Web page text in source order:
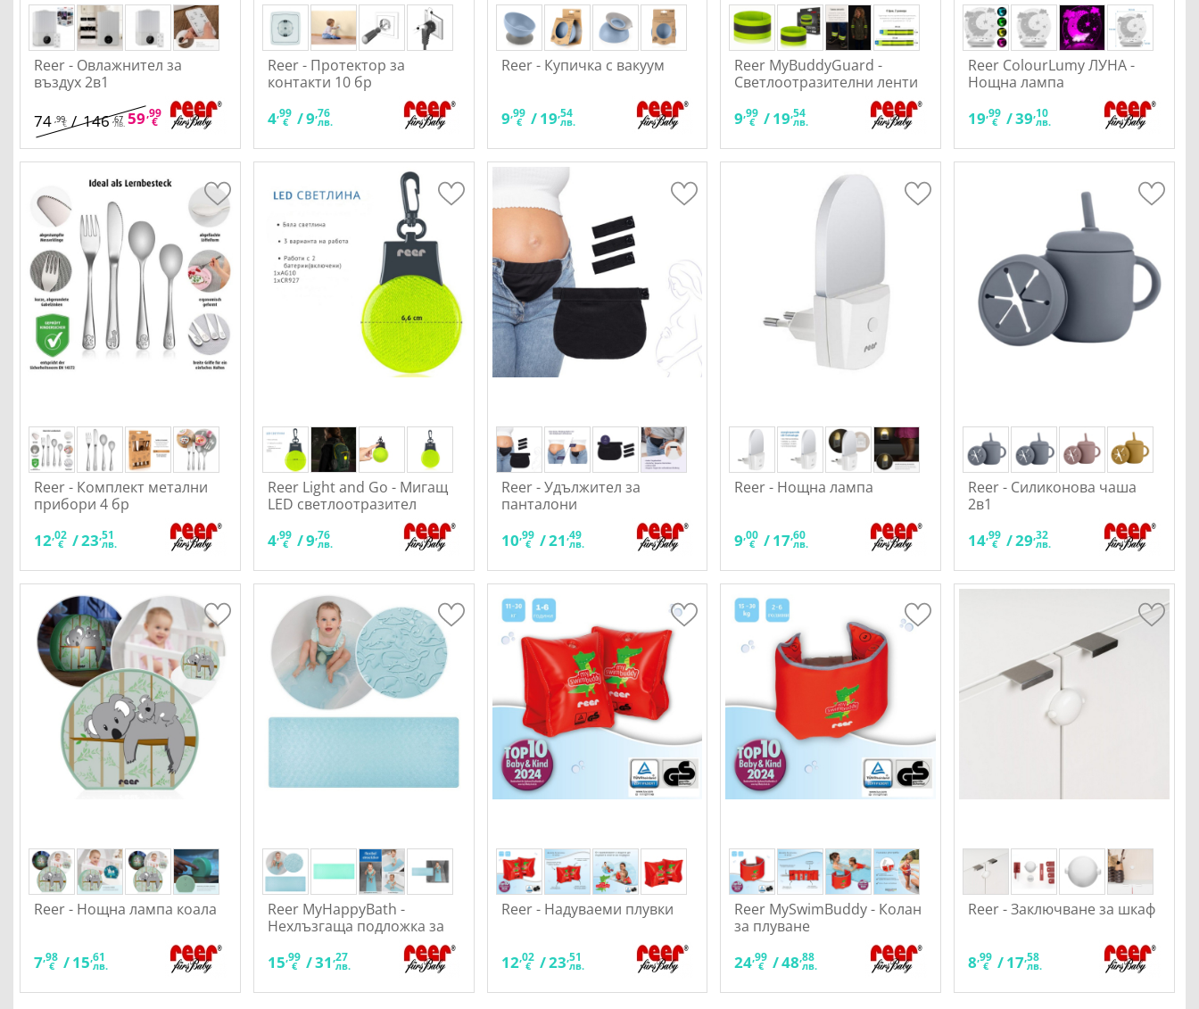
Reer - Овлажнител за
въздух 2в1
74 ,99€ /146 ,67
лв. 59,99
€ /117,33
лв.
Reer - Протектор за
контакти 10 бр
4,99
€ /9,76
лв.
Reer - Купичка с вакуум
9,99
€ /19,54
лв.
Reer MyBuddyGuard -
Светлоотразителни ленти
9,99
€ /19,54
лв.
Reer ColourLumy ЛУНА -
Нощна лампа
19,99
€ /39,10
лв.
Reer - Комплект метални
прибори 4 бр
12,02
€ /23,51
лв.
Reer Light and Go - Мигащ
LED светлоотразител
4,99
€ /9,76
лв.
Reer - Удължител за
панталони
10,99
€ /21,49
лв.
Reer - Нощна лампа
9,00
€ /17,60
лв.
Reer - Силиконова чаша
2в1
14,99
€ /29,32
лв.
Reer - Нощна лампа коала
7,98
€ /15,61
лв.
Reer MyHappyBath -
Нехлъзгаща подложка за
15,99
€ /31,27
лв.
Reer - Надуваеми плувки
12,02
€ /23,51
лв.
Reer MySwimBuddy - Колан
за плуване
24,99
€ /48,88
лв.
Reer - Заключване за шкаф
8,99
€ /17,58
лв.